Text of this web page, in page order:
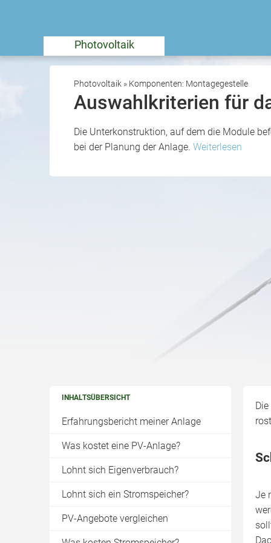
Photovoltaik
Photovoltaik » Komponenten: Montagegestelle
Auswahlkriterien für
Die Unterkonstruktion, auf dem die Module
bei der Planung der Anlage. Weiterlesen
INHALTSÜBERSICHT
Erfahrungsbericht meiner Anlage
Was kostet eine PV-Anlage?
Lohnt sich Eigenverbrauch?
Lohnt sich ein Stromspeicher?
PV-Angebote vergleichen
Je